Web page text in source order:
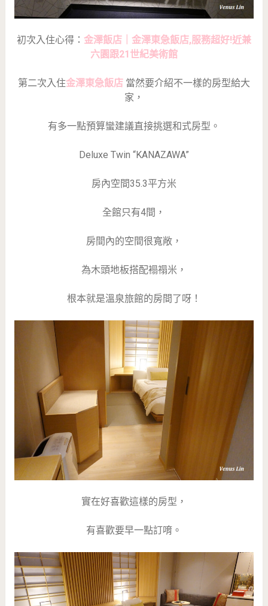
初次入住心得： 金澤飯店｜金澤東急飯店,服務超好!近兼
六園跟21世紀美術館
第二次入住金澤東急飯店 當然要介紹不一樣的房型給大
家，
有多一點預算蠻建議直接挑選和式房型。
Deluxe Twin “KANAZAWA”
房內空間35.3平方米
全館只有4間，
房間內的空間很寬敞，
為木頭地板搭配褟禢米，
根本就是溫泉旅館的房間了呀！
實在好喜歡這樣的房型，
有喜歡要早一點訂唷。